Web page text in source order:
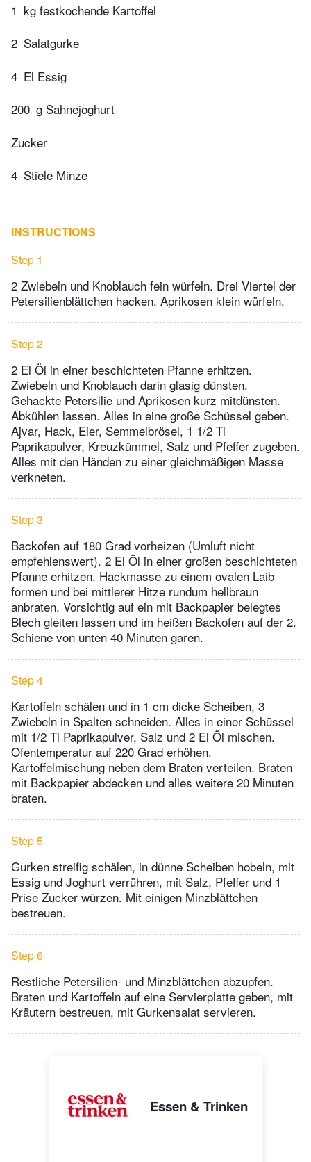
1 kg festkochende Kartoffel
2 Salatgurke
4 El Essig
200 g Sahnejoghurt
Zucker
4 Stiele Minze
INSTRUCTIONS
Step 1
2 Zwiebeln und Knoblauch fein würfeln. Drei Viertel der
Petersilienblättchen hacken. Aprikosen klein würfeln.
Step 2
2 El Öl in einer beschichteten Pfanne erhitzen.
Zwiebeln und Knoblauch darin glasig dünsten.
Gehackte Petersilie und Aprikosen kurz mitdünsten.
Abkühlen lassen. Alles in eine große Schüssel geben.
Ajvar, Hack, Eier, Semmelbrösel, 1 1/2 Tl
Paprikapulver, Kreuzkümmel, Salz und Pfeffer zugeben.
Alles mit den Händen zu einer gleichmäßigen Masse
verkneten.
Step 3
Backofen auf 180 Grad vorheizen (Umluft nicht
empfehlenswert). 2 El Öl in einer großen beschichteten
Pfanne erhitzen. Hackmasse zu einem ovalen Laib
formen und bei mittlerer Hitze rundum hellbraun
anbraten. Vorsichtig auf ein mit Backpapier belegtes
Blech gleiten lassen und im heißen Backofen auf der 2.
Schiene von unten 40 Minuten garen.
Step 4
Kartoffeln schälen und in 1 cm dicke Scheiben, 3
Zwiebeln in Spalten schneiden. Alles in einer Schüssel
mit 1/2 Tl Paprikapulver, Salz und 2 El Öl mischen.
Ofentemperatur auf 220 Grad erhöhen.
Kartoffelmischung neben dem Braten verteilen. Braten
mit Backpapier abdecken und alles weitere 20 Minuten
braten.
Step 5
Gurken streifig schälen, in dünne Scheiben hobeln, mit
Essig und Joghurt verrühren, mit Salz, Pfeffer und 1
Prise Zucker würzen. Mit einigen Minzblättchen
bestreuen.
Step 6
Restliche Petersilien- und Minzblättchen abzupfen.
Braten und Kartoffeln auf eine Servierplatte geben, mit
Kräutern bestreuen, mit Gurkensalat servieren.
Essen & Trinken